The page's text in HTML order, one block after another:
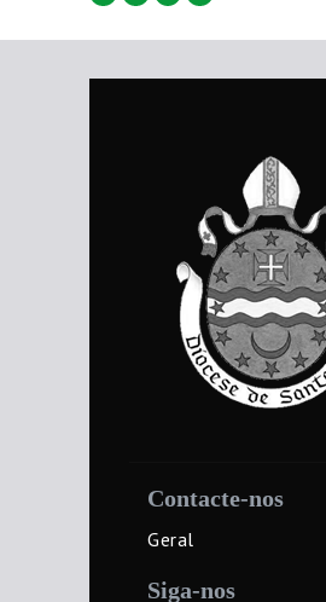
Contacte-nos
Geral
Siga-nos